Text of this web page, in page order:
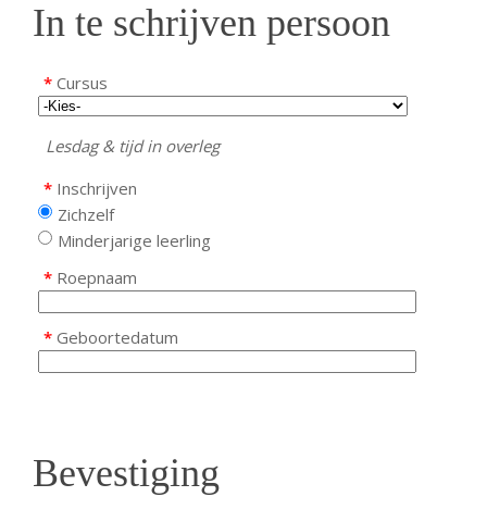
In te schrijven persoon
* Cursus
Lesdag & tijd in overleg
* Inschrijven
Zichzelf
Minderjarige leerling
* Roepnaam
* Geboortedatum
Bevestiging